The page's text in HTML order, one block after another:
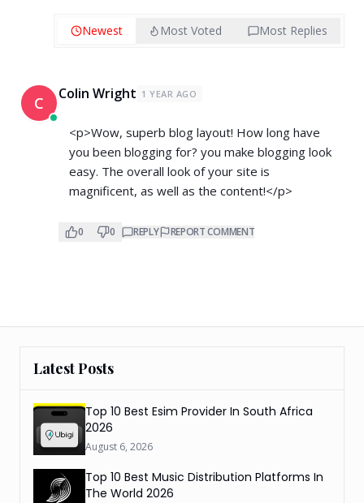
Newest Most Voted Most Replies
C Colin Wright 1 YEAR AGO
<p>Wow, superb blog layout! How long have
you been blogging for? you make blogging look
easy. The overall look of your site is
magnificent, as well as the content!</p>
0 0 REPLY REPORT COMMENT
Latest Posts
Top 10 Best Esim Provider In South Africa
2026
August 6, 2026
Top 10 Best Music Distribution Platforms In
The World 2026